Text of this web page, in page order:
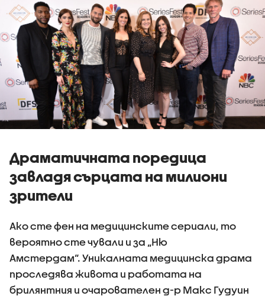
Драматичната поредица
завладя сърцата на милиони
зрители
Ако сте фен на медицинските сериали, то
вероятно сте чували и за „Ню
Амстердам“. Уникалната медицинска драма
проследява живота и работата на
брилянтния и очарователен д-р Макс Гудуин